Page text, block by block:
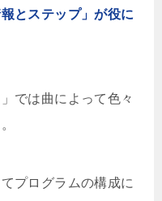
とステップ」が役に
では曲によって色々
プログラムの構成に